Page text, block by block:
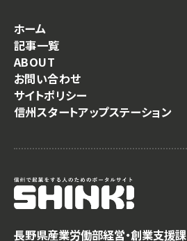
長野県産業労働部経営・創業支援課
ホーム
記事一覧
ABOUT
お問い合わせ
サイトポリシー
信州スタートアップステーション